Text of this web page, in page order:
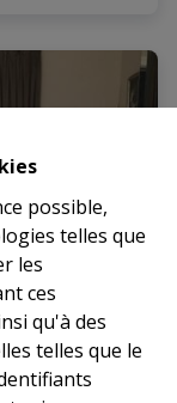
possible,
telles que
les
ces
qu'à des
telles que le